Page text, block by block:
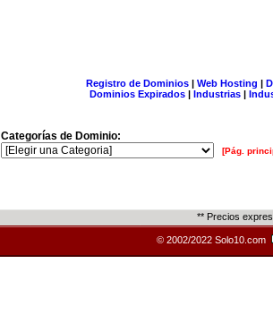
Registro de Dominios| Web Hosting |
Dominios Expirados | Industrias |
Categorías de Dominio:
[Pág.
** Precios
© 2002/2022 Solo10.com